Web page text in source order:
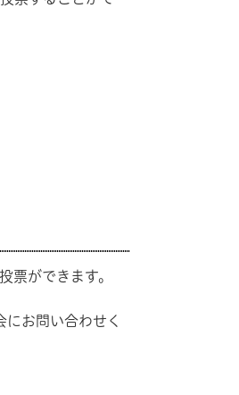
票ができます。
お問い合わせく